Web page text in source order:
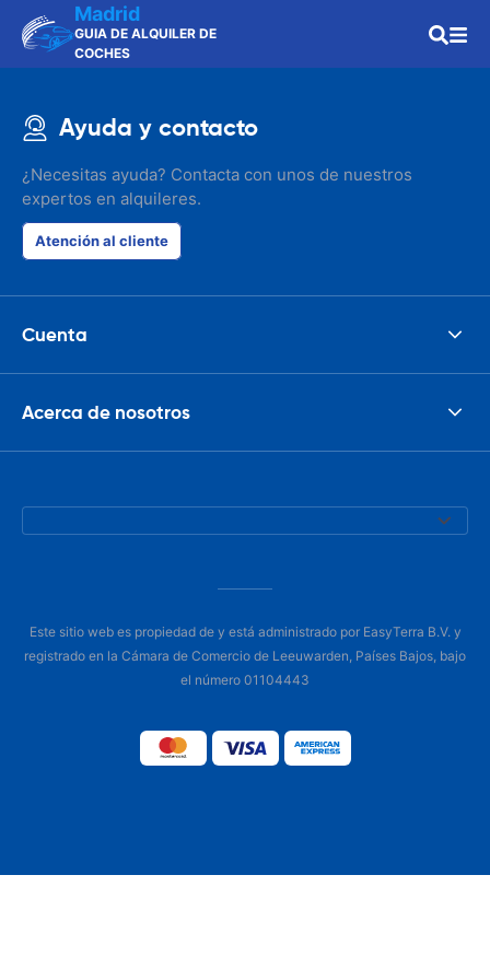
Madrid
GUIA DE ALQUILER DE
COCHES
Ayuda y contacto
¿Necesitas ayuda? Contacta con unos de nuestros
expertos en alquileres.
Atención al cliente
Cuenta
Acerca de nosotros
Este sitio web es propiedad de y está administrado por EasyTerra B.V. y
registrado en la Cámara de Comercio de Leeuwarden, Países Bajos, bajo
el número 01104443